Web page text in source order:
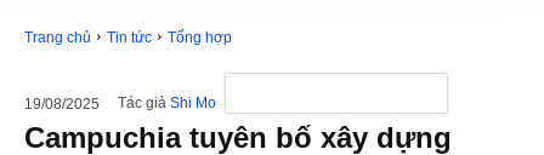
Trang chủ Tin tức Tổng hợp
19/08/2025 Tác giả Shi Mo
Campuchia tuyên bố xây dựng